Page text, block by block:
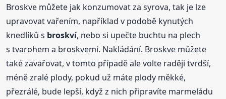
Broskve můžete jak konzumovat za syrova, tak je lze
upravovat vařením, například v podobě kynutých
knedlíků s broskví, nebo si upečte buchtu na plech
s tvarohem a broskvemi. Nakládání. Broskve můžete
také zavařovat, v tomto případě ale volte raději tvrdší,
méně zralé plody, pokud už máte plody měkké,
přezrálé, bude lepší, když z nich připravíte marmeládu